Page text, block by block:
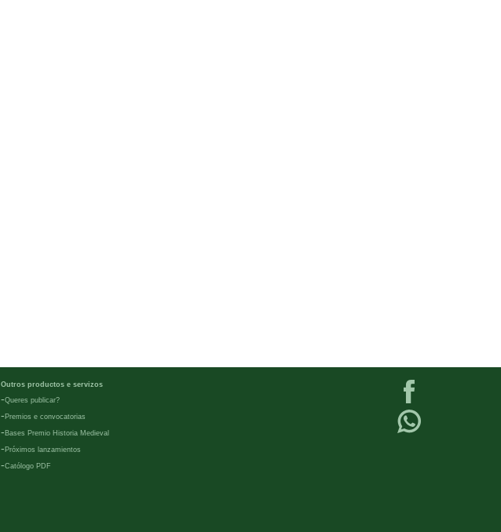
Outros productos e servizos
-Queres publicar?
- Premios e convocatorias
- Bases Premio Historia Medieval
- Próximos lanzamientos
-Católogo PDF